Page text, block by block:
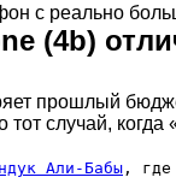
с реально
(4b)
прошлый
тот случай,
Али-Бабы, где